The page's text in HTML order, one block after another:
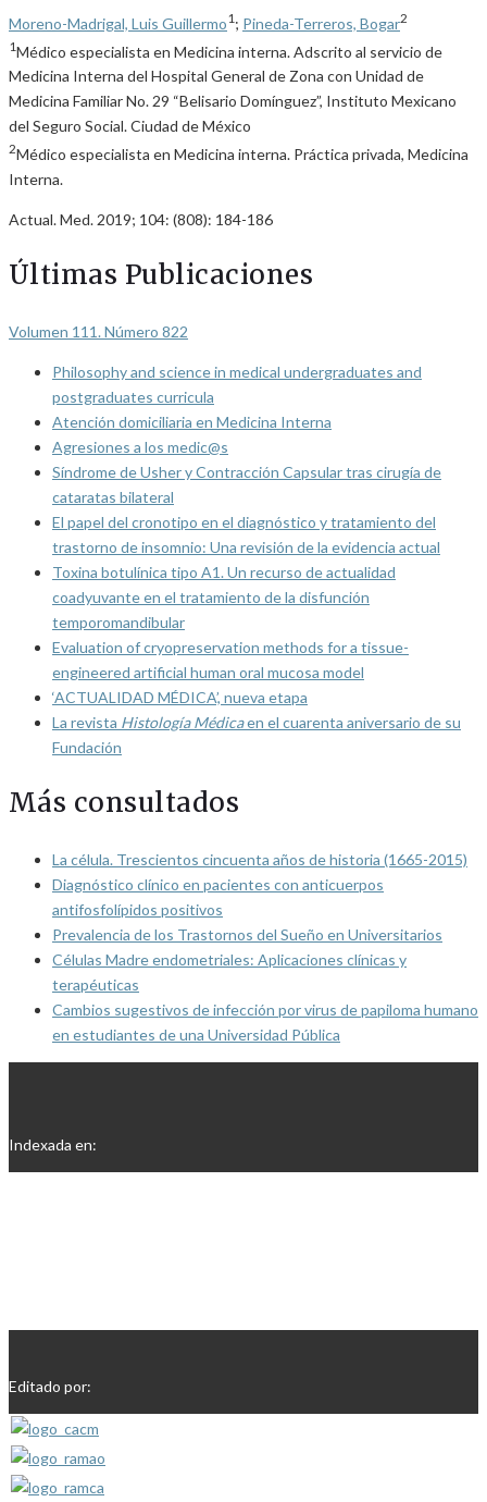
Moreno-Madrigal, Luis Guillermo1 ; Pineda-Terreros, Bogar2
1Médico especialista en Medicina interna. Adscrito al servicio de
Medicina Interna del Hospital General de Zona con Unidad de
Medicina Familiar No. 29 “Belisario Domínguez”, Instituto Mexicano
del Seguro Social. Ciudad de México
2Médico especialista en Medicina interna. Práctica privada, Medicina
Interna.
Actual. Med. 2019; 104: (808): 184-186
Últimas Publicaciones
Volumen 111. Número 822
Philosophy and science in medical undergraduates and
postgraduates curricula
Atención domiciliaria en Medicina Interna
Agresiones a los medic@s
Síndrome de Usher y Contracción Capsular tras cirugía de
cataratas bilateral
El papel del cronotipo en el diagnóstico y tratamiento del
trastorno de insomnio: Una revisión de la evidencia actual
Toxina botulínica tipo A1. Un recurso de actualidad
coadyuvante en el tratamiento de la disfunción
temporomandibular
Evaluation of cryopreservation methods for a tissue-
engineered artificial human oral mucosa model
‘ACTUALIDAD MÉDICA’, nueva etapa
La revista Histología Médicaen el cuarenta aniversario de su
Fundación
Más consultados
La célula. Trescientos cincuenta años de historia (1665-2015)
Diagnóstico clínico en pacientes con anticuerpos
antifosfolípidos positivos
Prevalencia de los Trastornos del Sueño en Universitarios
Células Madre endometriales: Aplicaciones clínicas y
terapéuticas
Cambios sugestivos de infección por virus de papiloma humano
en estudiantes de una Universidad Pública
Indexada en:
Editado por: